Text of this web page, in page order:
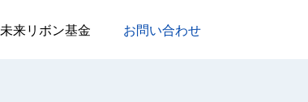
未来リボン基金 お問い合わせ